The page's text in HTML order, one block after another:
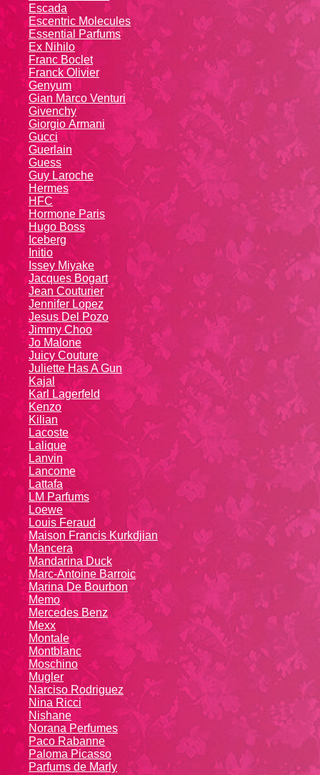
Escada
Escentric Molecules
Essential Parfums
Ex Nihilo
Franc Boclet
Franck Olivier
Genyum
Gian Marco Venturi
Givenchy
Giоrgio Аrmаni
Gucci
Guerlain
Guess
Guy Laroche
Hermes
HFC
Hormone Paris
Hugo Boss
Iceberg
Initio
Issey Miyake
Jacques Bogart
Jean Couturier
Jennifer Lopez
Jesus Del Pozo
Jimmy Choo
Jo Malone
Juicy Couture
Juliette Has A Gun
Kajal
Karl Lagerfeld
Kenzo
Kiliаn
Lacoste
Lalique
Lanvin
Lanсоmе
Lattafa
LM Parfums
Loewe
Louis Feraud
Maison Francis Kurkdjian
Mancera
Mandarina Duck
Marc-Antoine Barroic
Marina De Bourbon
Memo
Mercedes Benz
Mexx
Montale
Montblanc
Moschino
Mugler
Narciso Rodriguez
Nina Ricci
Nishane
Norana Perfumes
Paco Rabanne
Paloma Picasso
Parfums de Marly